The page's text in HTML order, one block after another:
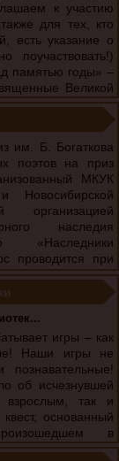
к участию
для тех, кто
есть указание о
поучаствовать!)
памятью годы» –
Великой
им. Б. Богаткова
поэтов на приз
МКУК
Новосибирской
организацией
наследия
«Наследники
проводится при
мэрии города
игры – как
Наши игры не
познавательные!
об исчезнувшей
взрослым, так и
основанный
в
Наши